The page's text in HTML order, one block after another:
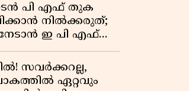
ഉടൻ പി എഫ് തുക
നിൽക്കരുത്;
ഇ പി എഫ്
സവർക്കറല്ല,
ഏറ്റവും